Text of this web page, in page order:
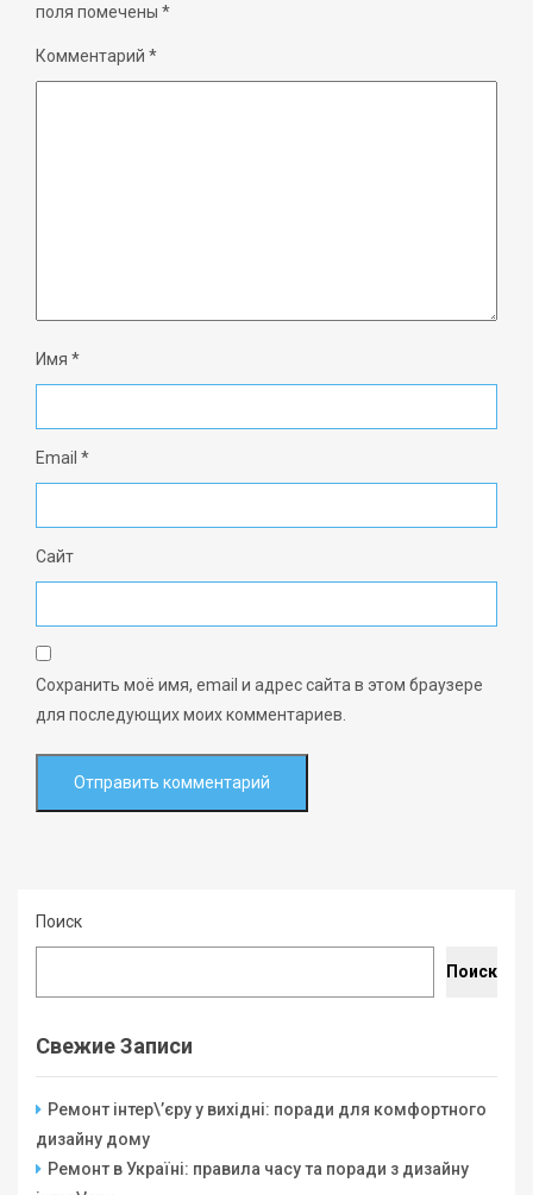
поля помечены *
Комментарий *
Имя *
Email *
Сайт
Сохранить моё имя, email и адрес сайта в этом браузере
для последующих моих комментариев.
Поиск
Поиск
Свежие Записи
Ремонт інтер\’єру у вихідні: поради для комфортного
дизайну дому
Ремонт в Україні: правила часу та поради з дизайну